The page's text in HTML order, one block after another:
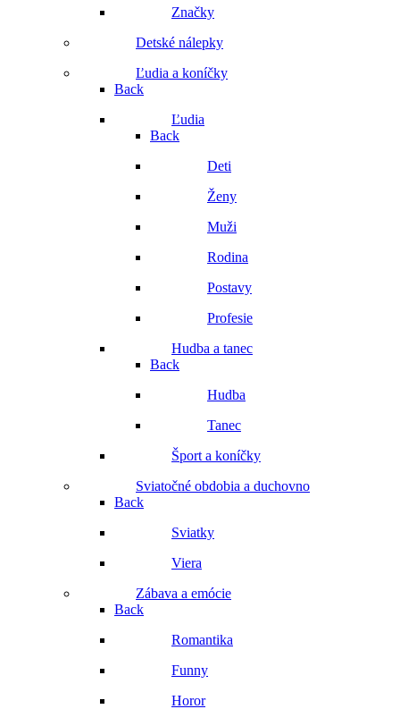
Značky
Detské nálepky
Ľudia a koníčky
Back
Ľudia
Back
Deti
Ženy
Muži
Rodina
Postavy
Profesie
Hudba a tanec
Back
Hudba
Tanec
Šport a koníčky
Sviatočné obdobia a duchovno
Back
Sviatky
Viera
Zábava a emócie
Back
Romantika
Funny
Horor